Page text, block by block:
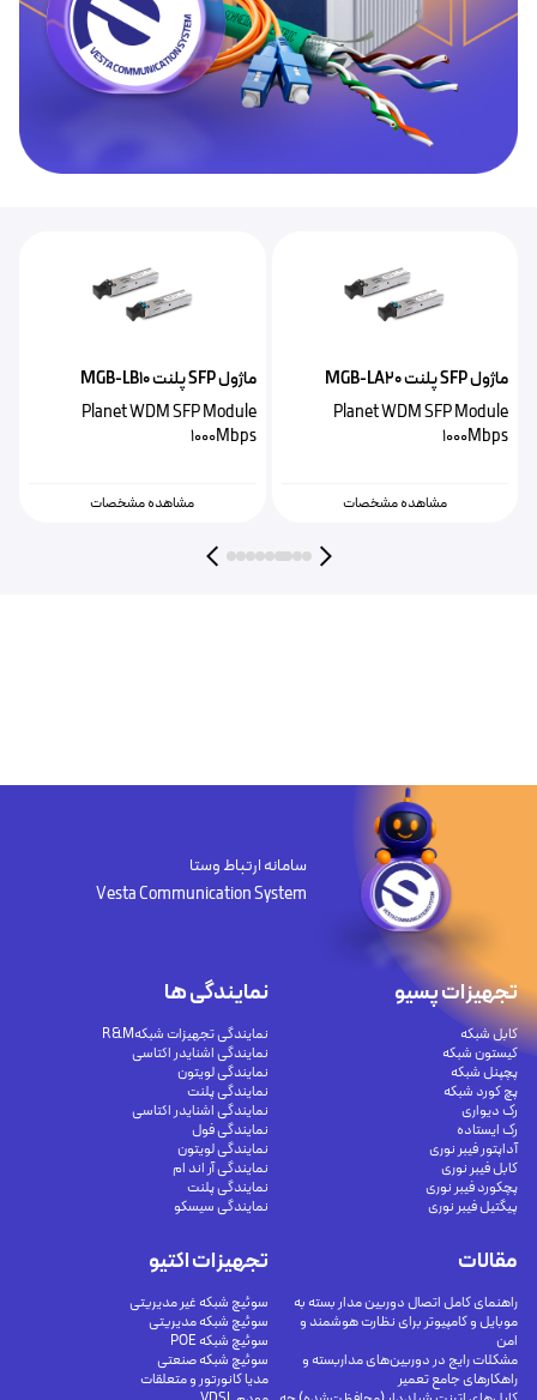
ماژول SFP پلنت MGB-LA20
Planet WDM SFP Module
1000Mbps
مشاهده مشخصات
ماژول SFP پلنت MGB-LB10
Planet WDM SFP Module
1000Mbps
مشاهده مشخصات
سامانه ارتباط وستا
Vesta Communication System
تجهیزات پسیو
کابل شبکه
کیستون شبکه
پچپنل شبکه
پچ کورد شبکه
رک دیواری
رک ایستاده
آداپتور فیبر نوری
کابل فیبر نوری
پچکورد فیبر نوری
پیگتیل فیبر نوری
تجهیزات اکتیو
سوئیچ شبکه غیر مدیریتی
سوئیچ شبکه مدیریتی
سوئیچ شبکه POE
سوئیچ شبکه صنعتی
مدیا کانورتور و متعلقات
نمایندگی ها
نمایندگی تجهیزات شبکهR&M
نمایندگی اشنایدر اکتاسی
نمایندگی لویتون
نمایندگی پلنت
نمایندگی اشنایدر اکتاسی
نمایندگی فول
نمایندگی لویتون
نمایندگی آر اند ام
نمایندگی پلنت
نمایندگی سیسکو
مقالات
راهنمای کامل اتصال دوربین مدار بسته به
موبایل و کامپیوتر برای نظارت هوشمند و
امن
مشکلات رایج در دوربین‌های مداربسته و
راهکارهای جامع تعمیر